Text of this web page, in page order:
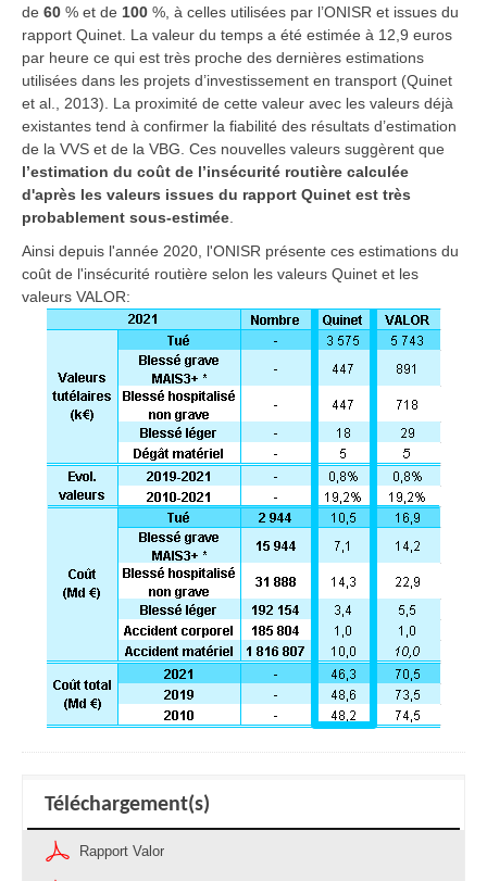
de 60 % et de 100 %, à celles utilisées par l’ONISR et issues du
rapport Quinet. La valeur du temps a été estimée à 12,9 euros
par heure ce qui est très proche des dernières estimations
utilisées dans les projets d’investissement en transport (Quinet
et al., 2013). La proximité de cette valeur avec les valeurs déjà
existantes tend à confirmer la fiabilité des résultats d’estimation
de la VVS et de la VBG. Ces nouvelles valeurs suggèrent que
l’estimation du coût de l’insécurité routière calculée
d'après les valeurs issues du rapport Quinet est très
probablement sous-estimée
Ainsi depuis l'année 2020, l'ONISR présente ces estimations du
coût de l'insécurité routière selon les valeurs Quinet et les
valeurs VALOR:
Téléchargement(s)
Rapport Valor